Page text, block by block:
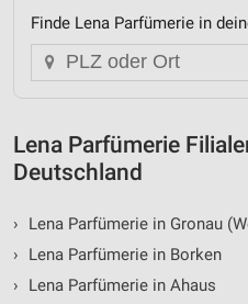
Finde Lena Parfümerie in
Lena Parfümerie
Deutschland
›
Lena Parfümerie in Gronau
›
Lena Parfümerie in Borken
›
Lena Parfümerie in Ahaus